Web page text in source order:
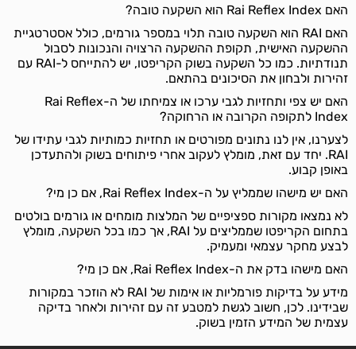
האם Rai Reflex Index הוא השקעה טובה?
האם RAI הוא השקעה טובה תלוי במספר גורמים, כולל אסטרטגיית
ההשקעה האישית, תקופת ההשקעה הרצויה והנכונות לסבול
תנודתיות. כמו כל השקעה בשוק הקריפטו, יש להתייחס ל-RAI עם
זהירות ולבחון את הסיכונים בהתאם.
האם יש צפי ותחזיות לגבי ערכו או צמיחתו של ה-Rai Reflex
Index לתקופה הקרובה או הרחוקה?
לצערנו, אין לנו נתונים מפורטים או תחזיות כמותיות לגבי עתידו של
RAI. יחד עם זאת, מומלץ לעקוב אחרי פיתוחים בשוק ולהתעדכן
באופן קבוע.
האם יש מישהו שממליץ על ה-Rai Reflex Index, אם כן מי?
לא נמצאו מקורות ספציפיים של המלצות מומחים או גורמים בולטים
בתחום הקריפטו שממליצים על RAI, אך כמו בכל השקעה, מומלץ
לבצע מחקר עצמאי ומעמיק.
האם מישהו בדק את ה-Rai Reflex Index, אם כן מי?
מידע על בדיקות פורמליות או אימות של RAI לא הוזכר במקורות
שבידינו. לכן, חשוב לגשת למטבע זה עם זהירות ולאחר בדיקה
עצמית של המידע הזמין בשוק.